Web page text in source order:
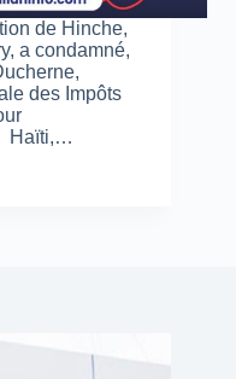
de Hinche,
a condamné,
des Impôts
Haïti,…